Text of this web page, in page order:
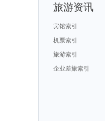
旅游资讯
宾馆索引
机票索引
旅游索引
企业差旅索引